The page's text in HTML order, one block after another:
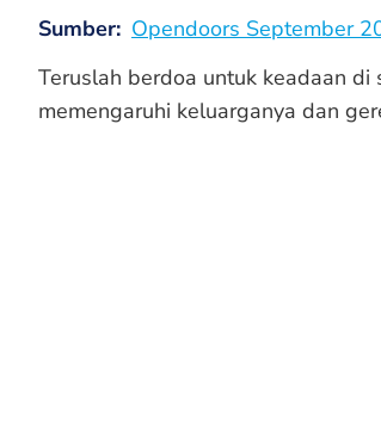
Sumber Opendoors September
Teruslah berdoa untuk keadaan
memengaruhi keluarganya dan